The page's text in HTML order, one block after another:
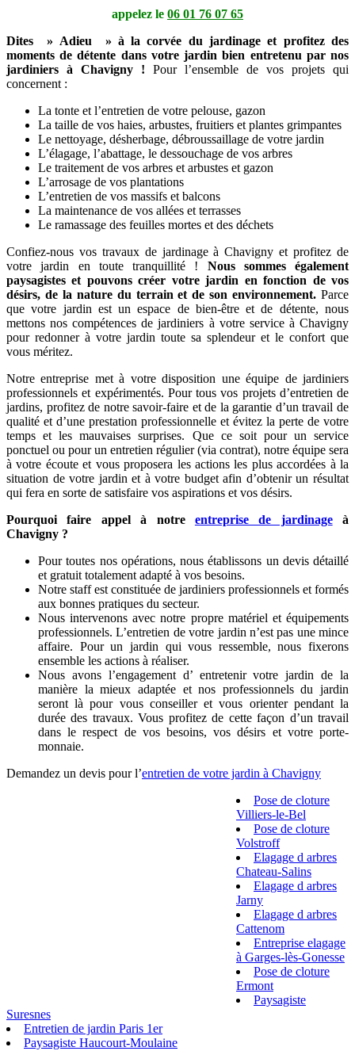
appelez le 06 01 76 07 65
Dites » Adieu » à la corvée du jardinage et profitez des
moments de détente dans votre jardin bien entretenu par nos
jardiniers à Chavigny ! Pour l’ensemble de vos projets qui
concernent :
La tonte et l’entretien de votre pelouse, gazon
La taille de vos haies, arbustes, fruitiers et plantes grimpantes
Le nettoyage, désherbage, débroussaillage de votre jardin
L’élagage, l’abattage, le dessouchage de vos arbres
Le traitement de vos arbres et arbustes et gazon
L’arrosage de vos plantations
L’entretien de vos massifs et balcons
La maintenance de vos allées et terrasses
Le ramassage des feuilles mortes et des déchets
Confiez-nous vos travaux de jardinage à Chavigny et profitez de
votre jardin en toute tranquillité ! Nous sommes également
paysagistes et pouvons créer votre jardin en fonction de vos
désirs, de la nature du terrain et de son environnement. Parce
que votre jardin est un espace de bien-être et de détente, nous
mettons nos compétences de jardiniers à votre service à Chavigny
pour redonner à votre jardin toute sa splendeur et le confort que
vous méritez.
Notre entreprise met à votre disposition une équipe de jardiniers
professionnels et expérimentés. Pour tous vos projets d’entretien de
jardins, profitez de notre savoir-faire et de la garantie d’un travail de
qualité et d’une prestation professionnelle et évitez la perte de votre
temps et les mauvaises surprises. Que ce soit pour un service
ponctuel ou pour un entretien régulier (via contrat), notre équipe sera
à votre écoute et vous proposera les actions les plus accordées à la
situation de votre jardin et à votre budget afin d’obtenir un résultat
qui fera en sorte de satisfaire vos aspirations et vos désirs.
Pourquoi faire appel à notre entreprise de jardinageà
Chavigny ?
Pour toutes nos opérations, nous établissons un devis détaillé
et gratuit totalement adapté à vos besoins.
Notre staff est constituée de jardiniers professionnels et formés
aux bonnes pratiques du secteur.
Nous intervenons avec notre propre matériel et équipements
professionnels. L’entretien de votre jardin n’est pas une mince
affaire. Pour un jardin qui vous ressemble, nous fixerons
ensemble les actions à réaliser.
Nous avons l’engagement d’ entretenir votre jardin de la
manière la mieux adaptée et nos professionnels du jardin
seront là pour vous conseiller et vous orienter pendant la
durée des travaux. Vous profitez de cette façon d’un travail
dans le respect de vos besoins, vos désirs et votre porte-
monnaie.
Demandez un devis pour l’entretien de votre jardin à Chavigny
Pose de cloture
Villiers-le-Bel
Pose de cloture
Volstroff
Elagage d arbres
Chateau-Salins
Elagage d arbres
Jarny
Elagage d arbres
Cattenom
Entreprise elagage
à Garges-lès-Gonesse
Pose de cloture
Ermont
Paysagiste
Suresnes
Entretien de jardin Paris 1er
Paysagiste Haucourt-Moulaine